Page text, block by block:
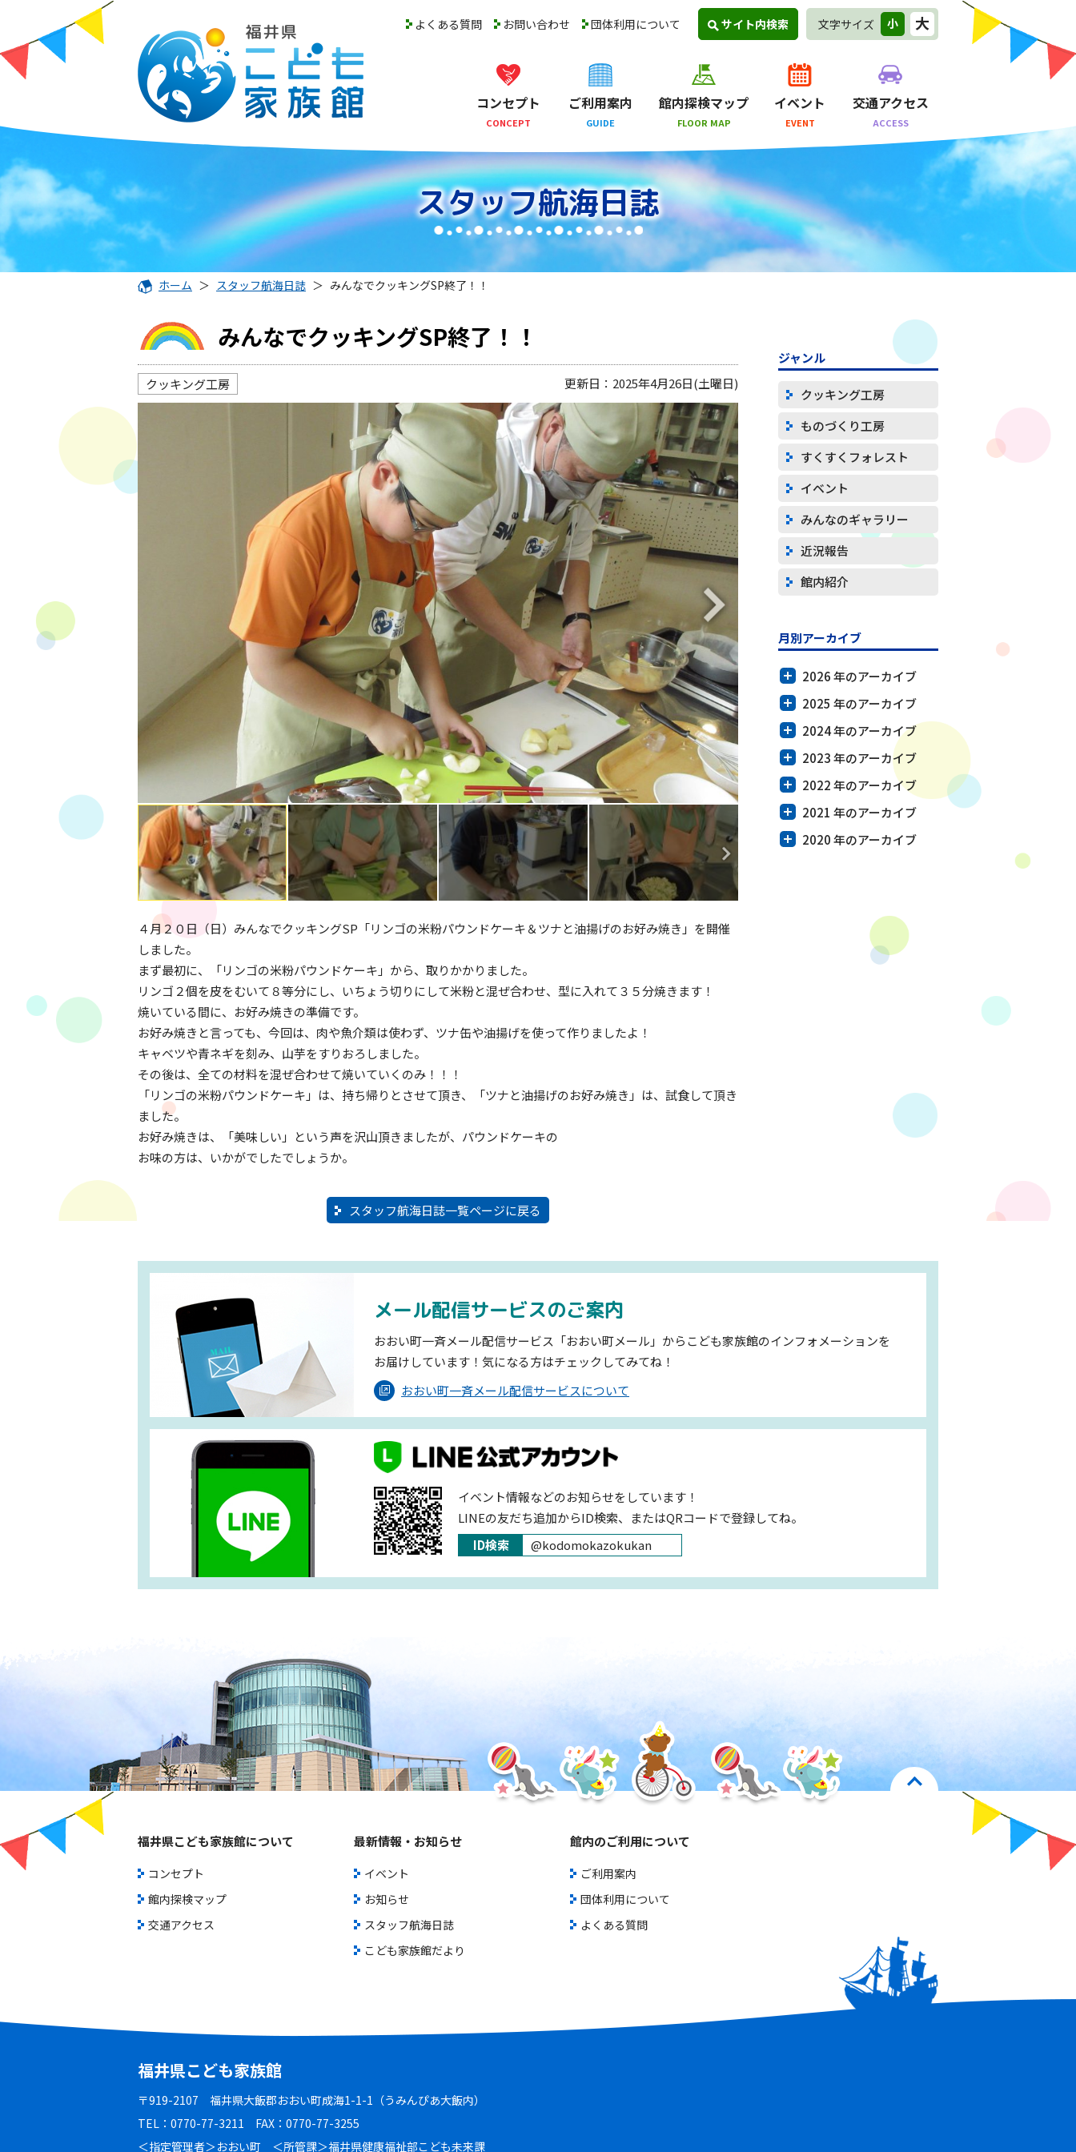
よくある質問 お問い合わせ 団体利用について サイト内検索 文字サイズ 小 大
コンセプト
CONCEPT
ご利用案内
GUIDE
館内探検マップ
FLOOR MAP
イベント
EVENT
交通アクセス
ACCESS
スタッフ航海日誌
ホーム ＞ スタッフ航海日誌 ＞ みんなでクッキングSP終了！！
みんなでクッキングSP終了！！
クッキング工房 更新日：2025年4月26日(土曜日)
４月２０日（日）みんなでクッキングSP「リンゴの米粉パウンドケーキ＆ツナと油揚げのお好み焼き」を開催
しました。
まず最初に、「リンゴの米粉パウンドケーキ」から、取りかかりました。
リンゴ２個を皮をむいて８等分にし、いちょう切りにして米粉と混ぜ合わせ、型に入れて３５分焼きます！
焼いている間に、お好み焼きの準備です。
お好み焼きと言っても、今回は、肉や魚介類は使わず、ツナ缶や油揚げを使って作りましたよ！
キャベツや青ネギを刻み、山芋をすりおろしました。
その後は、全ての材料を混ぜ合わせて焼いていくのみ！！！
「リンゴの米粉パウンドケーキ」は、持ち帰りとさせて頂き、「ツナと油揚げのお好み焼き」は、試食して頂き
ました。
お好み焼きは、「美味しい」という声を沢山頂きましたが、パウンドケーキの
お味の方は、いかがでしたでしょうか。
スタッフ航海日誌一覧ページに戻る
ジャンル
クッキング工房
ものづくり工房
すくすくフォレスト
イベント
みんなのギャラリー
近況報告
館内紹介
月別アーカイブ
2026 年のアーカイブ
2025 年のアーカイブ
2024 年のアーカイブ
2023 年のアーカイブ
2022 年のアーカイブ
2021 年のアーカイブ
2020 年のアーカイブ
メール配信サービスのご案内
おおい町一斉メール配信サービス「おおい町メール」からこども家族館のインフォメーションを
お届けしています！気になる方はチェックしてみてね！
おおい町一斉メール配信サービスについて
イベント情報などのお知らせをしています！
LINEの友だち追加からID検索、またはQRコードで登録してね。
ID検索
@kodomokazokukan
福井県こども家族館について
コンセプト
館内探検マップ
交通アクセス
最新情報・お知らせ
イベント
お知らせ
スタッフ航海日誌
こども家族館だより
館内のご利用について
ご利用案内
団体利用について
よくある質問
福井県こども家族館
〒919-2107 福井県大飯郡おおい町成海1-1-1（うみんぴあ大飯内）
TEL：0770-77-3211 FAX：0770-77-3255
＜指定管理者＞おおい町 ＜所管課＞福井県健康福祉部こども未来課